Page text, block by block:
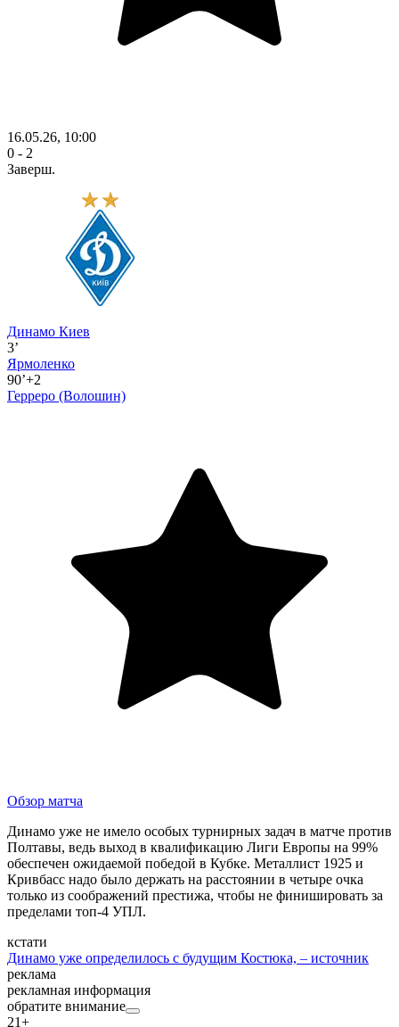
16.05.26, 10:00
0 - 2
Заверш.
Динамо Киев
3’
Ярмоленко
90’+2
Герреро (Волошин)
Обзор матча
Динамо уже не имело особых турнирных задач в матче против
Полтавы, ведь выход в квалификацию Лиги Европы на 99%
обеспечен ожидаемой победой в Кубке. Металлист 1925 и
Кривбасс надо было держать на расстоянии в четыре очка
только из соображений престижа, чтобы не финишировать за
пределами топ-4 УПЛ.
кстати
Динамо уже определилось с будущим Костюка, – источник
реклама
рекламная информация
обратите внимание
21+